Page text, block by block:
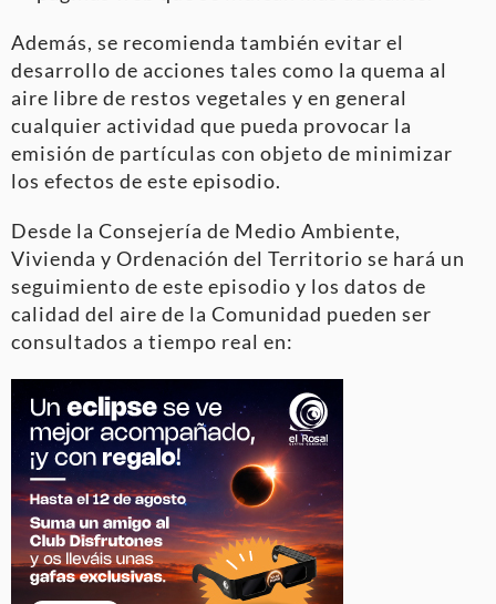
Además, se recomienda también evitar el
desarrollo de acciones tales como la quema al
aire libre de restos vegetales y en general
cualquier actividad que pueda provocar la
emisión de partículas con objeto de minimizar
los efectos de este episodio.
Desde la Consejería de Medio Ambiente,
Vivienda y Ordenación del Territorio se hará un
seguimiento de este episodio y los datos de
calidad del aire de la Comunidad pueden ser
consultados a tiempo real en: